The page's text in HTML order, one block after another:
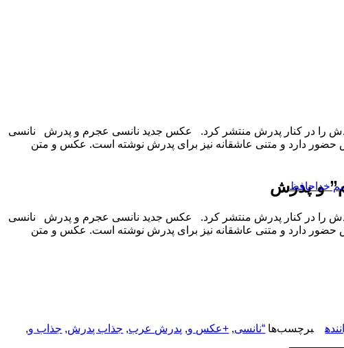
خداحافظ
را در کنار پدرش منتشر کرد. عکس جدید نانسی عجرم و پدرش نانسی
عکس در کنار پدرش حضور دارد و متنی عاشقانه نیز برای پدرش نوشته است. عکس و متن
و پدرش
را در کنار پدرش منتشر کرد. عکس جدید نانسی عجرم و پدرش نانسی
عکس در کنار پدرش حضور دارد و متنی عاشقانه نیز برای پدرش نوشته است. عکس و متن
برچسب‌ها “نانسی, +عکس و, پدرش عرب, جذاب پدرش, جذاب و,